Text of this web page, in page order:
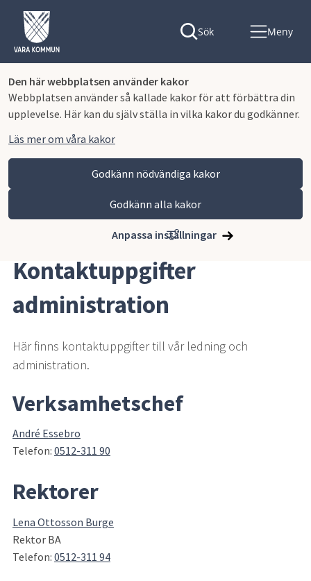
Den här webbplatsen använder kakor
Webbplatsen använder så kallade kakor för att förbättra din
upplevelse. Här kan du själv ställa in vilka kakor du godkänner.
Läs mer om våra kakor
Godkänn nödvändiga kakor
Godkänn alla kakor
Anpassa inställningar
Sök Meny
Lagmansgymnasiet
Kontakta oss
Kontaktuppgifter administration
Kontaktuppgifter
administration
Här finns kontaktuppgifter till vår ledning och
administration.
Verksamhetschef
André Essebro
Telefon: 0512-311 90
Rektorer
Lena Ottosson Burge
Rektor BA
Telefon: 0512-311 94